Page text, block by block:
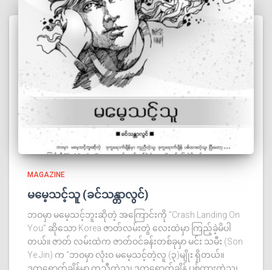
MAGAZINE
မမေ့သင့်သူ (ခင်သန္တာလွင်)
ဘဝမှာ မမေ့သင့်ဘူးဆိုတဲ့ အကြောင်းကို “Crash Landing On
You” ဆိုသော Korea ဇာတ်လမ်းတွဲ လေးထဲမှာ ကြည့်ခဲ့မိပါ
တယ်။ ဇာတ် လမ်းထဲက ဇာတ်ဝင်ခန်းတစ်ခုမှာ မင်း သမီး (Son
Ye Jin) က “ဘဝမှာ လုံးဝ မမေ့သင့်တဲ့လူ (၃)မျိုး ရှိတယ်။